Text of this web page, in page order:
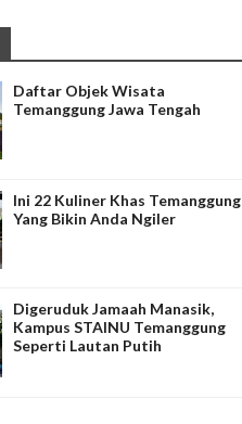
Daftar Objek Wisata
Temanggung Jawa Tengah
Ini 22 Kuliner Khas Temanggung
Yang Bikin Anda Ngiler
Digeruduk Jamaah Manasik,
Kampus STAINU Temanggung
Seperti Lautan Putih